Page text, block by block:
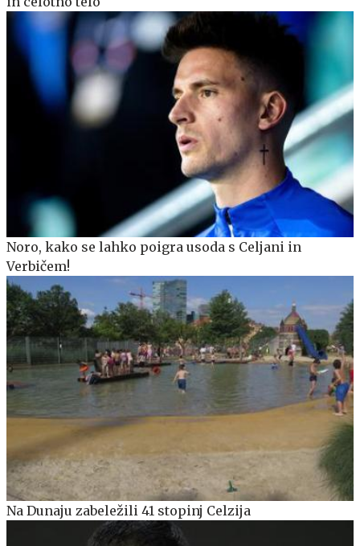
Noro, kako se lahko poigra usoda s Celjani in
Verbičem!
Na Dunaju zabeležili 41 stopinj Celzija